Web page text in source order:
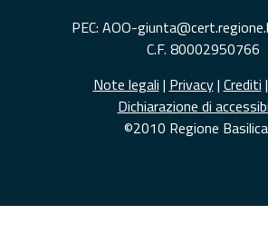
PEC: AOO-
C.F. 80002950766
Note legali | Privacy| Crediti |
Dichiarazione di
©2010 Regione